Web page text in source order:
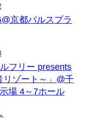
京都パルスプラ
フリー presents
ゾート～」@千
場 4～7ホール